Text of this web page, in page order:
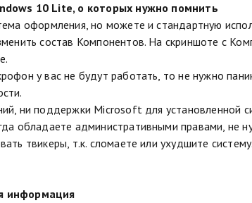
10 Lite, о которых нужно помнить
оформления, но можете и стандартную
состав Компонентов. На скриншоте с
у вас не будут работать, то не нужно
ни поддержки Microsoft для установленной
обладаете административными правами, не
твикеры, т.к. сломаете или ухудшите
информация